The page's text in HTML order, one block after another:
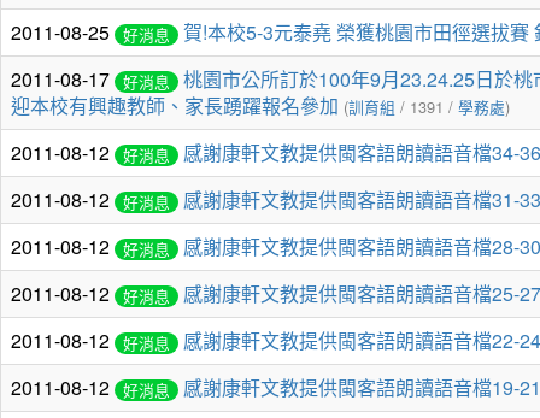
2011-08-25 好消息
賀!本校5-3元泰堯 榮獲桃園市田徑選拔賽
2011-08-17 好消息
桃園市公所訂於100年9月23.24.25日於
迎本校有興趣教師、家長踴躍報名參加 (訓育組 / 1391 / 學務處)
2011-08-12 好消息
感謝康軒文教提供閩客語朗讀語音檔34-
2011-08-12 好消息
感謝康軒文教提供閩客語朗讀語音檔31-33
2011-08-12 好消息
感謝康軒文教提供閩客語朗讀語音檔28-30
2011-08-12 好消息
感謝康軒文教提供閩客語朗讀語音檔25-27
2011-08-12 好消息
感謝康軒文教提供閩客語朗讀語音檔22-24
2011-08-12 好消息 感謝康軒文教提供閩客語朗讀語音檔19-21